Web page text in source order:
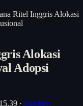
Ritel Inggris Alokasi
Alokasi
Adopsi
· Sumber: